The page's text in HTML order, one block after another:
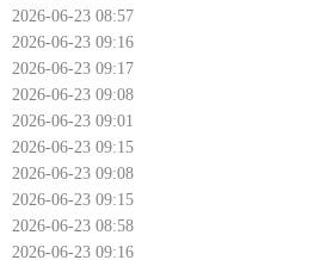
2026-06-23 08:57
2026-06-23 09:16
2026-06-23 09:17
2026-06-23 09:08
2026-06-23 09:01
2026-06-23 09:15
2026-06-23 09:08
2026-06-23 09:15
2026-06-23 08:58
2026-06-23 09:16